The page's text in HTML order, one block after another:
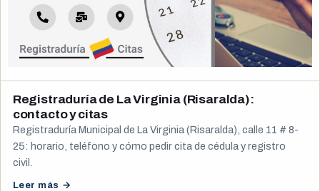
Registraduría de La Virginia (Risaralda):
contacto y citas
Registraduría Municipal de La Virginia (Risaralda), calle 11 # 8-
25: horario, teléfono y cómo pedir cita de cédula y registro
civil.
Leer más →